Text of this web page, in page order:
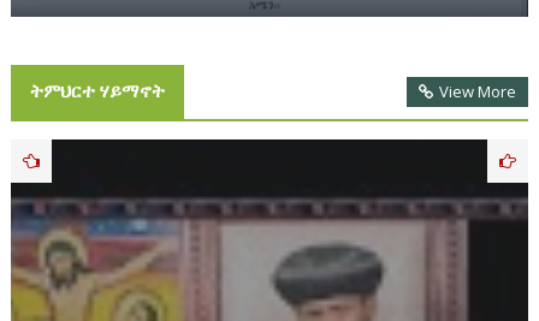
ትምህርተ ሃይማኖት View More